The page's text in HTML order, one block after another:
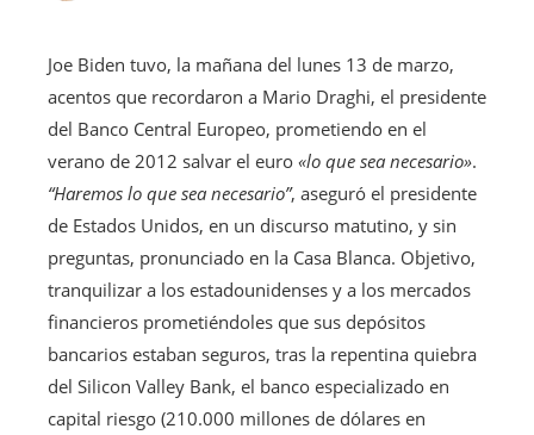
Joe Biden tuvo, la mañana del lunes 13 de marzo,
acentos que recordaron a Mario Draghi, el presidente
del Banco Central Europeo, prometiendo en el
verano de 2012 salvar el euro «lo que sea necesario».
“Haremos lo que sea necesario”, aseguró el presidente
de Estados Unidos, en un discurso matutino, y sin
preguntas, pronunciado en la Casa Blanca. Objetivo,
tranquilizar a los estadounidenses y a los mercados
financieros prometiéndoles que sus depósitos
bancarios estaban seguros, tras la repentina quiebra
del Silicon Valley Bank, el banco especializado en
capital riesgo (210.000 millones de dólares en